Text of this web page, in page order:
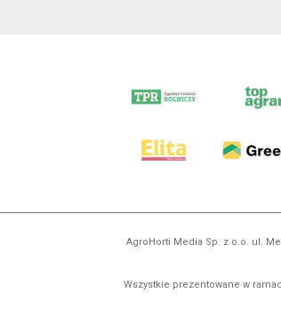
AgroHorti Media Sp. z o.o. ul.
Wszystkie prezentowane w